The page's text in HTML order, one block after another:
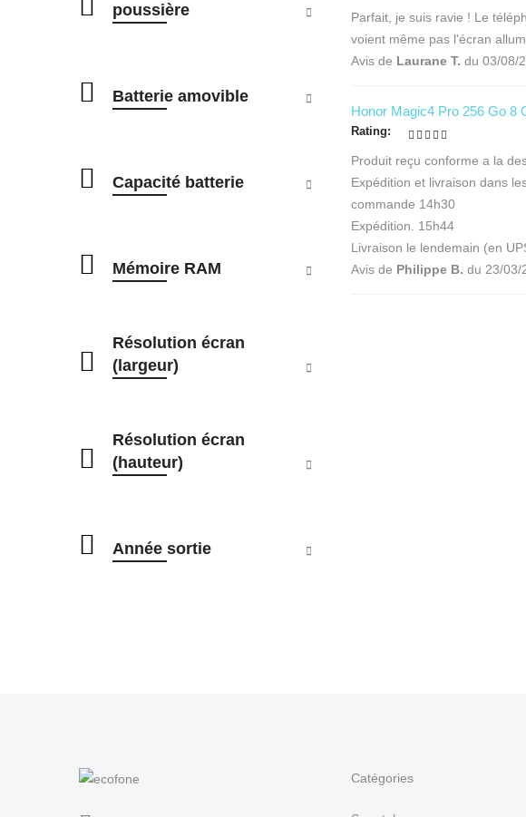
poussière
Batterie amovible
Capacité batterie
Mémoire RAM
Résolution écran
(largeur)
Résolution écran
(hauteur)
Année sortie
Parfait, je suis ravie ! Le
voient même pas l'écran
Avis de Laurane T. du 03/08/
Honor Magic4 Pro 256 Go 8
Rating
Produit reçu conforme a la
Expédition et livraison dans
commande 14h30
Expédition. 15h44
Livraison le lendemain (en
Avis de Philippe B. du 23/03/
Catégories